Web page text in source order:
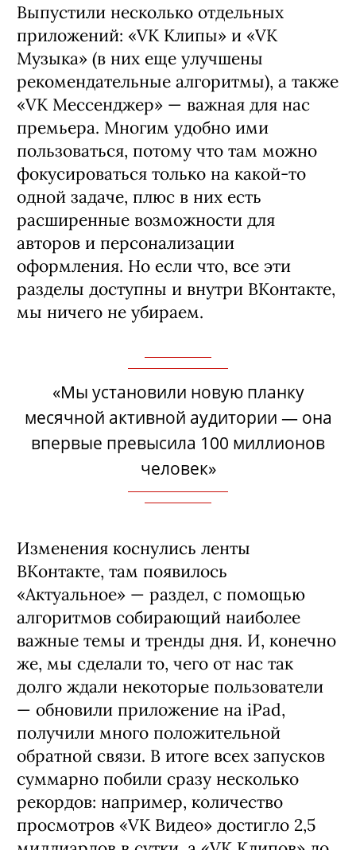
Выпустили несколько отдельных
приложений: «VK Клипы» и «VK
Музыка» (в них еще улучшены
рекомендательные алгоритмы), а также
«VK Мессенджер» — важная для нас
премьера. Многим удобно ими
пользоваться, потому что там можно
фокусироваться только на какой-то
одной задаче, плюс в них есть
расширенные возможности для
авторов и персонализации
оформления. Но если что, все эти
разделы доступны и внутри ВКонтакте,
мы ничего не убираем.
«Мы установили новую планку
месячной активной аудитории — она
впервые превысила 100 миллионов
человек»
Изменения коснулись ленты
ВКонтакте, там появилось
«Актуальное» — раздел, с помощью
алгоритмов собирающий наиболее
важные темы и тренды дня. И, конечно
же, мы сделали то, чего от нас так
долго ждали некоторые пользователи
— обновили приложение на iPad,
получили много положительной
обратной связи. В итоге всех запусков
суммарно побили сразу несколько
рекордов: например, количество
просмотров «VK Видео» достигло 2,5